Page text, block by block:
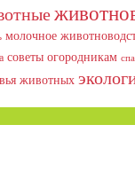
молочное
советы огородникам
животных